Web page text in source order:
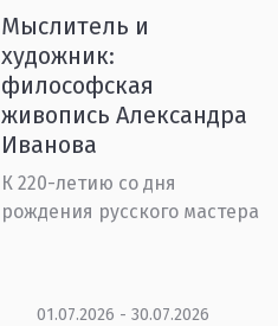
Мыслитель и
художник:
философская
живопись Александра
Иванова
К 220-летию со дня
рождения русского мастера
01.07.2026 - 30.07.2026